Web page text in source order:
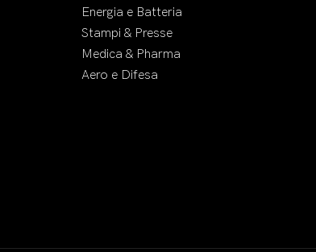
Energia e Batteria
Stampi & Presse
Medica & Pharma
Aero e Difesa